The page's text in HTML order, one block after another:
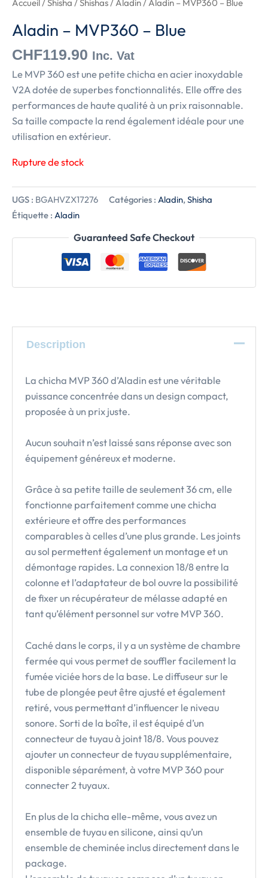
Accueil/Shisha /Shishas/Aladin/ Aladin – MVP360 – Blue
Aladin – MVP360 – Blue
CHF119.90 Inc. Vat
Le MVP 360 est une petite chicha en acier inoxydable
V2A dotée de superbes fonctionnalités. Elle offre des
performances de haute qualité à un prix raisonnable.
Sa taille compacte la rend également idéale pour une
utilisation en extérieur.
Rupture de stock
UGS : BGAHVZX17276 Catégories : Aladin, Shisha
Étiquette : Aladin
Guaranteed Safe Checkout
Description
La chicha MVP 360 d’Aladin est une véritable
puissance concentrée dans un design compact,
proposée à un prix juste.
Aucun souhait n’est laissé sans réponse avec son
équipement généreux et moderne.
Grâce à sa petite taille de seulement 36 cm, elle
fonctionne parfaitement comme une chicha
extérieure et offre des performances
comparables à celles d’une plus grande. Les joints
au sol permettent également un montage et un
démontage rapides. La connexion 18/8 entre la
colonne et l’adaptateur de bol ouvre la possibilité
de fixer un récupérateur de mélasse adapté en
tant qu’élément personnel sur votre MVP 360.
Caché dans le corps, il y a un système de chambre
fermée qui vous permet de souffler facilement la
fumée viciée hors de la base. Le diffuseur sur le
tube de plongée peut être ajusté et également
retiré, vous permettant d’influencer le niveau
sonore. Sorti de la boîte, il est équipé d’un
connecteur de tuyau à joint 18/8. Vous pouvez
ajouter un connecteur de tuyau supplémentaire,
disponible séparément, à votre MVP 360 pour
connecter 2 tuyaux.
En plus de la chicha elle-même, vous avez un
ensemble de tuyau en silicone, ainsi qu’un
ensemble de cheminée inclus directement dans le
package.